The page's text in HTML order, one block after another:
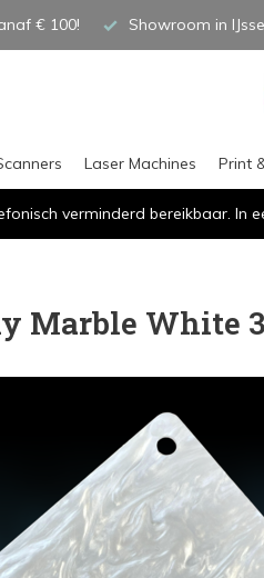
€ 100! Showroom in
Laser Machines Print
verminderd bereikbaar. In
White